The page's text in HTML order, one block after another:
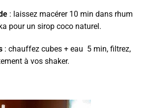
: laissez macérer 10 min dans rhum
pour un sirop coco naturel.
: chauffez cubes + eau 5 min, filtrez,
à vos shaker.